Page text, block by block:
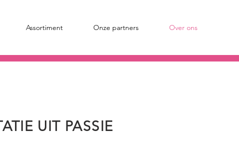
Assortiment Onze partners Over ons
UIT PASSIE